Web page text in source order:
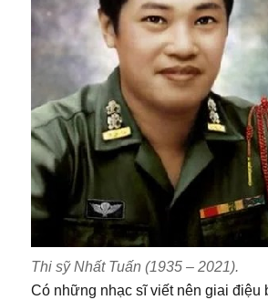
Thi sỹ Nhất Tuấn (1935 – 2021).
Có những nhạc sĩ viết nên giai điệu